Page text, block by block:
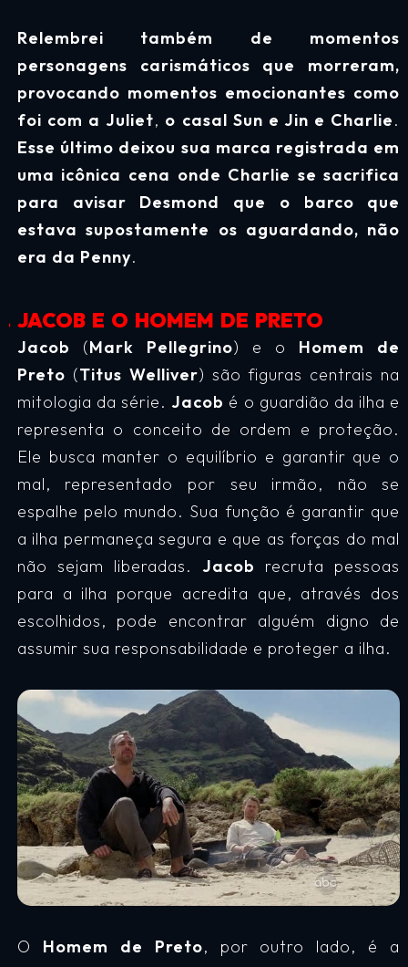
Relembrei também de momentos
personagens carismáticos que morreram,
provocando momentos emocionantes como
foi com a Juliet, o casal Sun e Jin e Charlie.
Esse último deixou sua marca registrada em
uma icônica cena onde Charlie se sacrifica
para avisar
Desmond
que o barco que
estava supostamente os aguardando, não
era da Penny.
JACOB E O HOMEM DE PRETO
Jacob (Mark Pellegrino) e o Homem de
Preto (Titus Welliver) são figuras centrais na
mitologia da série. Jacob é o guardião da ilha e
representa o conceito de ordem e proteção.
Ele busca manter o equilíbrio e garantir que o
mal, representado por seu irmão, não se
espalhe pelo mundo. Sua função é garantir que
a ilha permaneça segura e que as forças do mal
não sejam liberadas. Jacob recruta pessoas
para a ilha porque acredita que, através dos
escolhidos, pode encontrar alguém digno de
assumir sua responsabilidade e proteger a ilha.
O Homem de Preto, por outro lado, é a